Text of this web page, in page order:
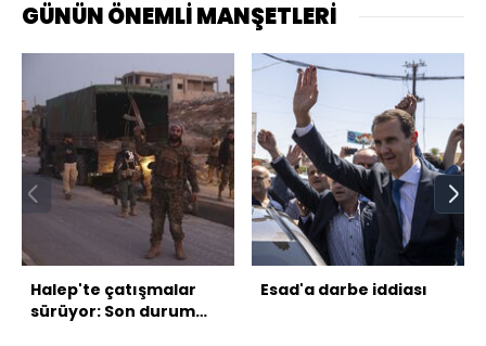
GÜNÜN ÖNEMLİ MANŞETLERİ
Halep'te çatışmalar
sürüyor: Son durum
Esad'a darbe iddiası